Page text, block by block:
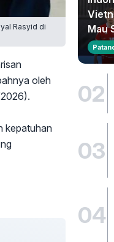
Rasyid di
oleh
kepatuhan
Mau
02
03
04